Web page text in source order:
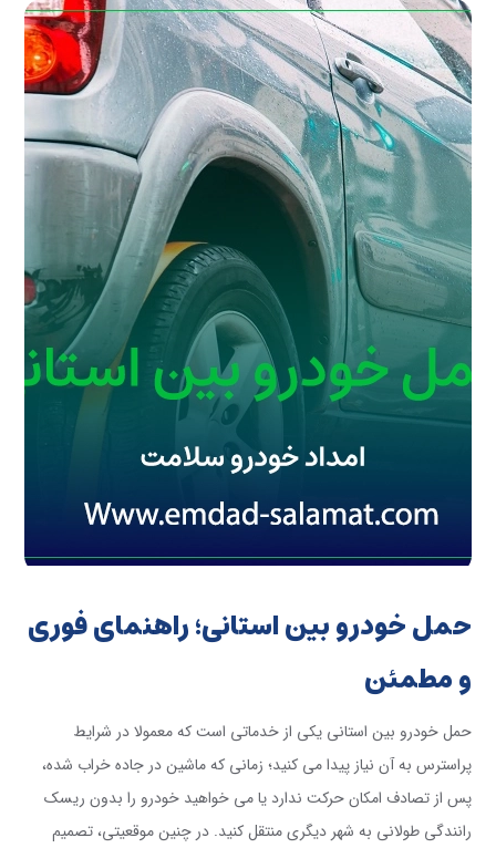
و شبانه روزی را به مسافران و بومیان عزیز ارائه می دهد.
حمل خودرو بین استانی؛ راهنمای فوری
و مطمئن
حمل خودرو بین استانی یکی از خدماتی است که معمولا در شرایط
پراسترس به آن نیاز پیدا می کنید؛ زمانی که ماشین در جاده خراب شده،
پس از تصادف امکان حرکت ندارد یا می خواهید خودرو را بدون ریسک
رانندگی طولانی به شهر دیگری منتقل کنید. در چنین موقعیتی، تصمیم